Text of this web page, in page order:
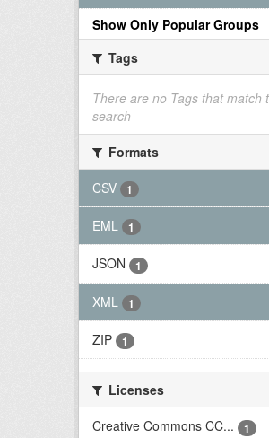
Show Only Popular Groups
Tags
There are no Tags that match
search
Formats
CSV
1
EML 1
JSON 1
XML 1
ZIP 1
Licenses
Creative Commons CC...
1